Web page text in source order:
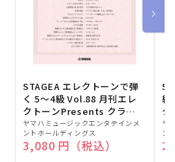
STAGEA エレクトーンで弾
く 5～4級 Vol.88 月刊エレ
クトーンPresents クラシ
ック名曲集
販
売
元:
ヤマハミュージックエンタテインメ
ントホールディングス
通常価格
3,080 円（税込）
級
ク
販
売
元:
ヤ
ン